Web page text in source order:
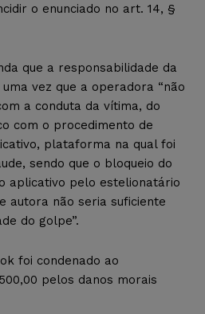
o enunciado no art. 14, §
que a responsabilidade da
vez que a operadora “não
a conduta da vítima, do
com o procedimento de
plataforma na qual foi
sendo que o bloqueio do
aplicativo pelo estelionatário
autora não seria suficiente
do golpe”.
foi condenado ao
pelos danos morais